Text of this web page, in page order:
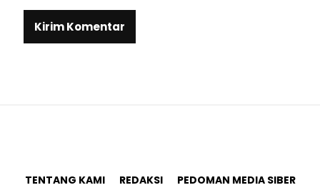
TENTANG KAMI REDAKSI
PEDOMAN MEDIA SIBER